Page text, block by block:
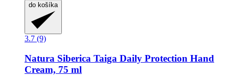
do košíka
3.7 (9)
Natura Siberica Taiga Daily Protection Hand
Cream, 75 ml